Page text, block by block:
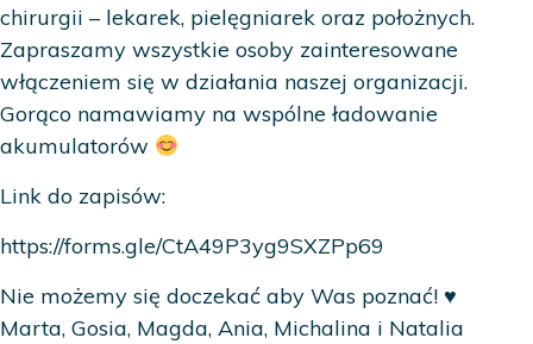
chirurgii – lekarek, pielęgniarek oraz położnych.
Zapraszamy wszystkie osoby zainteresowane
włączeniem się w działania naszej organizacji.
Gorąco namawiamy na wspólne ładowanie
akumulatorów
Link do zapisów:
https://forms.gle/CtA49P3yg9SXZPp69
Nie możemy się doczekać aby Was poznać! ♥️
Marta, Gosia, Magda, Ania, Michalina i Natalia